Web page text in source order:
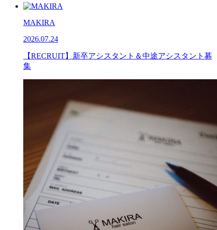
MAKIRA
2026.07.24
【RECRUIT】新卒アシスタント＆中途アシスタント募
集